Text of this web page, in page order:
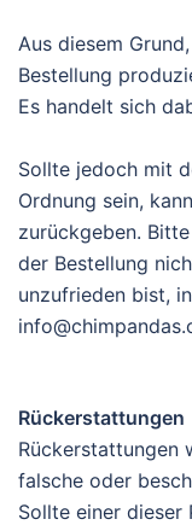
Aus diesem
Bestellung
Es handelt sich
Sollte jedoch mit
Ordnung sein,
zurückgeben.
der Bestellung
unzufrieden bist,
Rückerstattungen
Rückerstattungen
falsche oder
Sollte einer